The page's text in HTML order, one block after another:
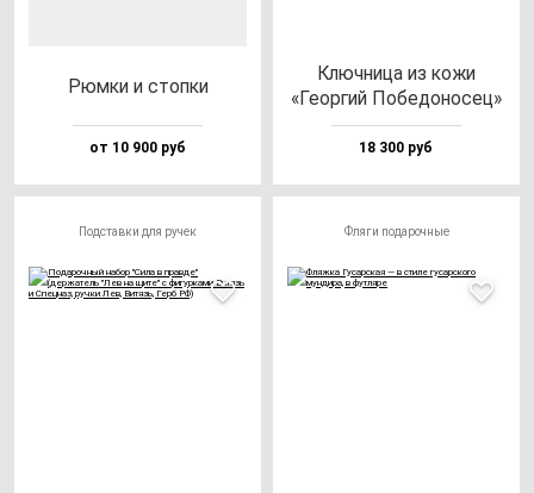
Рюм­ки и стоп­ки
от 10 900 руб
Ключ­ни­ца из ко­жи
«Геор­гий Побе­до­но­сец»
18 300 руб
Подставки для ручек Фляги подарочные